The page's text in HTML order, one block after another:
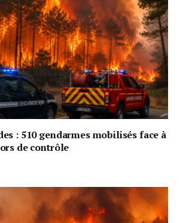
: 510 gendarmes mobilisés face à
de contrôle